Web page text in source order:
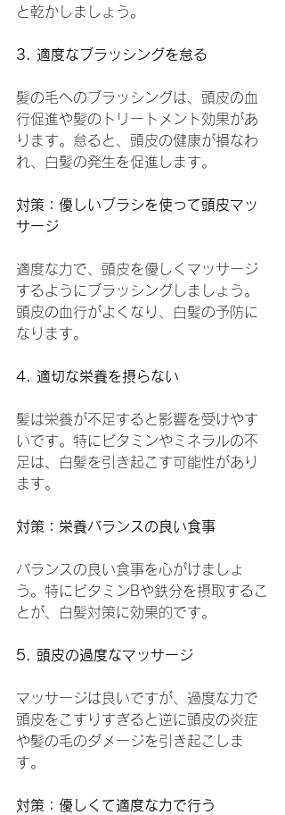
と乾かしましょう。
3. 適度なブラッシングを怠る
髪の毛へのブラッシングは、頭皮の血
行促進や髪のトリートメント効果があ
ります。怠ると、頭皮の健康が損なわ
れ、白髪の発生を促進します。
対策：優しいブラシを使って頭皮マッ
サージ
適度な力で、頭皮を優しくマッサージ
するようにブラッシングしましょう。
頭皮の血行がよくなり、白髪の予防に
なります。
4. 適切な栄養を摂らない
髪は栄養が不足すると影響を受けやす
いです。特にビタミンやミネラルの不
足は、白髪を引き起こす可能性があり
ます。
対策：栄養バランスの良い食事
バランスの良い食事を心がけましょ
う。特にビタミンBや鉄分を摂取するこ
とが、白髪対策に効果的です。
5. 頭皮の過度なマッサージ
マッサージは良いですが、過度な力で
頭皮をこすりすぎると逆に頭皮の炎症
や髪の毛のダメージを引き起こしま
す。
対策：優しくて適度な力で行う